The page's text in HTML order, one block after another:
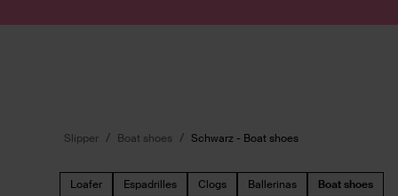
Slipper Boat shoes Schwarz - Boat shoes
Loafer Espadrilles Clogs Ballerinas Boat shoes